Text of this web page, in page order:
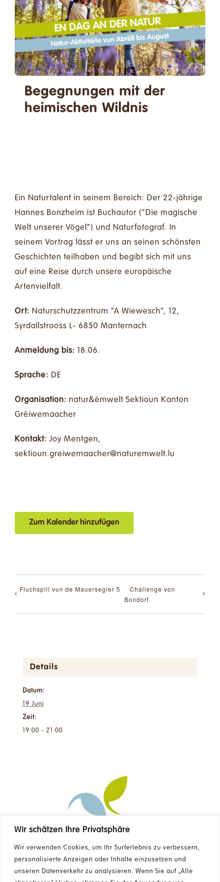
Wir schätzen Ihre Privatsphäre
Wir verwenden Cookies, um Ihr Surferlebnis zu verbessern,
personalisierte Anzeigen oder Inhalte einzusetzen und
unseren Datenverkehr zu analysieren. Wenn Sie auf „Alle
Kontakt
Suche
nach:
Begegnungen mit der
heimischen Wildnis
Ein Naturtalent in seinem Bereich: Der 22-jährige
Hannes Bonzheim ist Buchautor (“Die magische
Welt unserer Vögel”) und Naturfotograf. In
seinem Vortrag lässt er uns an seinen schönsten
Geschichten teilhaben und begibt sich mit uns
auf eine Reise durch unsere europäische
Artenvielfalt.
Ort: Naturschutzzentrum “A Wiewesch”, 12,
Syrdallstrooss L- 6850 Manternach
Anmeldung bis: 18.06.
Sprache: DE
Organisation: natur&ëmwelt Sektioun Kanton
Gréiwemaacher
Kontakt: Joy Mentgen,
ul.tlewmerutan@rehcaamewierg.nuoitkes
Zum Kalender hinzufügen
Fluchspill vun de Mauersegler 5
Challenge von
Bondorf
Details
Datum:
19 Juni
Zeit:
19:00 - 21:00
Kontakt